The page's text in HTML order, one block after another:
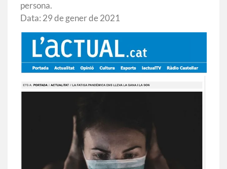
persona.
Data: 29 de gener de 2021